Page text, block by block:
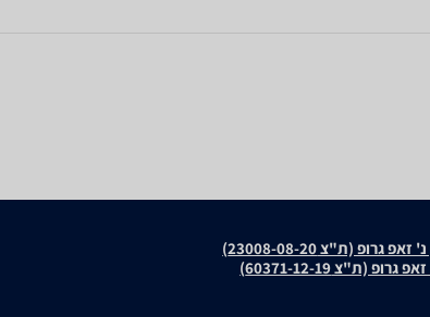
(ת"צ 23008-08-20)
(ת"צ 60371-12-19)